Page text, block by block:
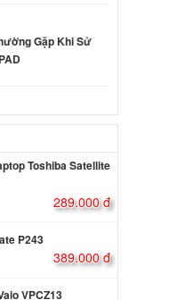
Gặp Khi Sử
Toshiba Satellite
289.000 đ
P243
389.000 đ
VPCZ13